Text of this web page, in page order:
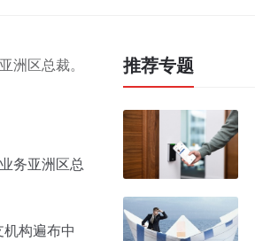
区总裁。
务亚洲区总
构遍布中
推荐专题